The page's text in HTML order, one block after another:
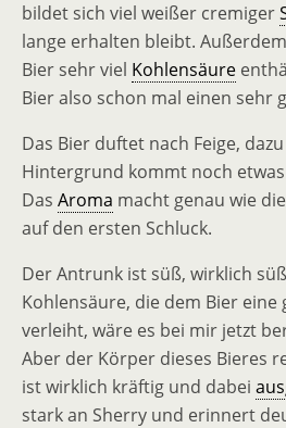
bildet sich viel weißer cremiger
lange erhalten bleibt.
Bier sehr viel Kohlensäure
Bier also schon mal einen sehr
Das Bier duftet nach Feige,
Hintergrund kommt noch
Das Aroma macht genau wie
auf den ersten Schluck.
Der Antrunk ist süß, wirklich
Kohlensäure, die dem Bier eine
verleiht, wäre es bei mir jetzt
Aber der Körper dieses Bieres
ist wirklich kräftig und dabei
stark an Sherry und erinnert